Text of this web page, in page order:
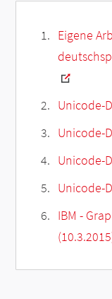
Eigene
Unicode-
Unicode-
Unicode-
Unicode-
IBM -